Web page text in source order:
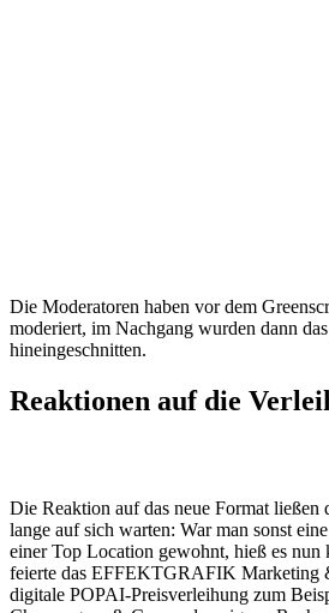
Die Moderatoren haben vor dem
moderiert, im Nachgang wurden dann
hineingeschnitten.
Reaktionen auf die
Die Reaktion auf das neue Format ließen
lange auf sich warten: War man sonst
einer Top Location gewohnt, hieß es nun
feierte das EFFEKTGRAFIK Marketing
digitale POPAI-Preisverleihung zum